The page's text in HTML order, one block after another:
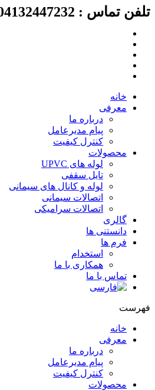
تلفن تماس : 04132447232
خانه
معرفی
درباره ما
پیام مدیرعامل
کنترل کیفیت
محصولات
لوله های UPVC
تایل سقفی
لوله و کانال های سیمانی
اتصالات سیمانی
اتصالات سرامیکی
گالری
دانستنی ها
فرم ها
استخدام
همکاری با ما
تماس با ما
فهرست
خانه
معرفی
درباره ما
پیام مدیرعامل
کنترل کیفیت
محصولات